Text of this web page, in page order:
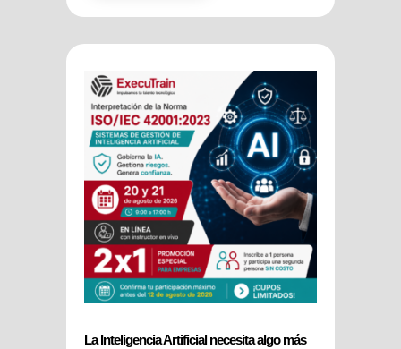
La Inteligencia Artificial necesita algo más